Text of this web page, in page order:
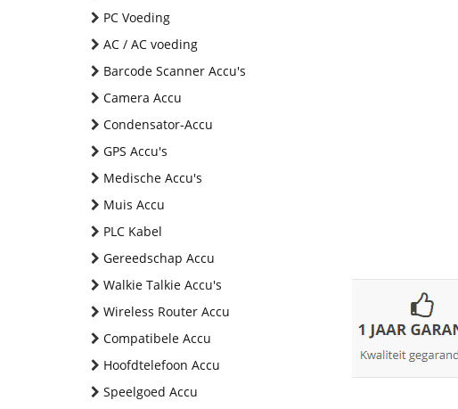
PC Voeding
AC / AC voeding
Barcode Scanner Accu's
Camera Accu
Condensator-Accu
GPS Accu's
Medische Accu's
Muis Accu
PLC Kabel
Gereedschap Accu
Walkie Talkie Accu's
Wireless Router Accu
Compatibele Accu
Hoofdtelefoon Accu
Speelgoed Accu